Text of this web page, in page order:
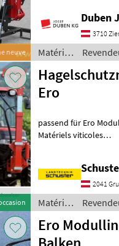
Offres des
distributeurs
Petites
annonces
neuve
Edelstahlmesser,
Schnittlänge 165 cm,
Hubrahmen mit 800
Hub und hydraul
Duben
3710
Matériels
viticoles
/ Ero
Ero
passend für Ero
Matériels viticoles
2041
Matériels
viticoles
/ Ero
Ero